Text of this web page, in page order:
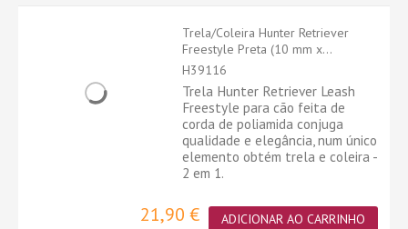
Trela/Coleira Hunter Retriever
Freestyle Preta (10 mm x...
H39116
Trela Hunter Retriever Leash
Freestyle para cão feita de
corda de poliamida conjuga
qualidade e elegância, num único
elemento obtém trela e coleira -
2 em 1.
21,90 € ADICIONAR AO CARRINHO